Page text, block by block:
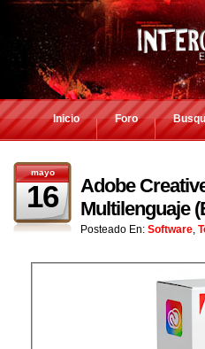
Inicio Foro
mayo
16
Adobe
Multilenguaje
Posteado En: Software,